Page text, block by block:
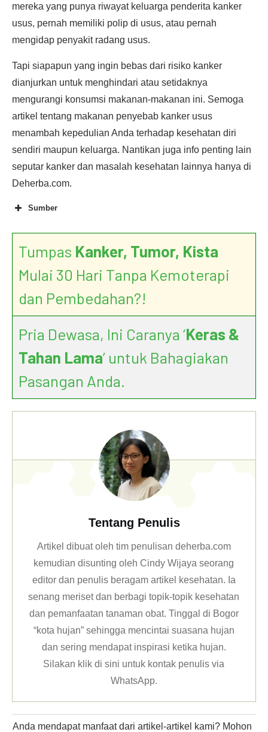
mereka yang punya riwayat keluarga penderita kanker
usus, pernah memiliki polip di usus, atau pernah
mengidap penyakit radang usus.
Tapi siapapun yang ingin bebas dari risiko kanker
dianjurkan untuk menghindari atau setidaknya
mengurangi konsumsi makanan-makanan ini. Semoga
artikel tentang makanan penyebab kanker usus
menambah kepedulian Anda terhadap kesehatan diri
sendiri maupun keluarga. Nantikan juga info penting lain
seputar kanker dan masalah kesehatan lainnya hanya di
Deherba.com.
Sumber
World Health Organization Says
Processed Meat Causes Cancer
Red Meat and
Processed Meat
Tumpas Kanker, Tumor, Kista
Mulai 30 Hari Tanpa Kemoterapi
dan Pembedahan?!
Pria Dewasa, Ini Caranya ‘Keras &
Tahan Lama’ untuk Bahagiakan
Pasangan Anda.
Tentang Penulis
Artikel dibuat oleh tim penulisan deherba.com
kemudian disunting oleh Cindy Wijaya seorang
editor dan penulis beragam artikel kesehatan. Ia
senang meriset dan berbagi topik-topik kesehatan
dan pemanfaatan tanaman obat. Tinggal di Bogor
“kota hujan” sehingga mencintai suasana hujan
dan sering mendapat inspirasi ketika hujan.
Silakan klikdi sini untuk kontak penulis via
WhatsApp.
Anda mendapat manfaat dari artikel-artikel kami? Mohon